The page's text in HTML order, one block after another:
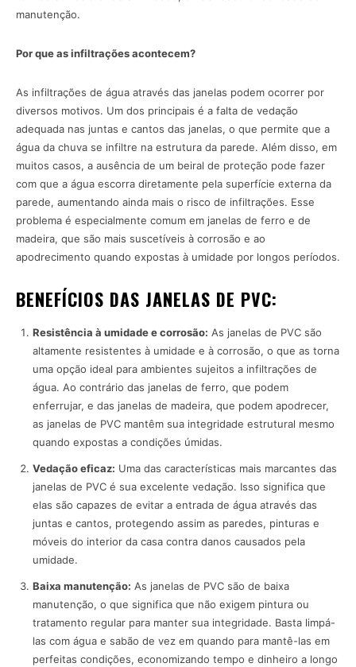
manutenção.
Por que as infiltrações acontecem?
As infiltrações de água através das janelas podem ocorrer por
diversos motivos. Um dos principais é a falta de vedação
adequada nas juntas e cantos das janelas, o que permite que a
água da chuva se infiltre na estrutura da parede. Além disso, em
muitos casos, a ausência de um beiral de proteção pode fazer
com que a água escorra diretamente pela superfície externa da
parede, aumentando ainda mais o risco de infiltrações. Esse
problema é especialmente comum em janelas de ferro e de
madeira, que são mais suscetíveis à corrosão e ao
apodrecimento quando expostas à umidade por longos períodos.
BENEFÍCIOS DAS JANELAS DE PVC:
Resistência à umidade e corrosão: As janelas de PVC são
altamente resistentes à umidade e à corrosão, o que as torna
uma opção ideal para ambientes sujeitos a infiltrações de
água. Ao contrário das janelas de ferro, que podem
enferrujar, e das janelas de madeira, que podem apodrecer,
as janelas de PVC mantêm sua integridade estrutural mesmo
quando expostas a condições úmidas.
Vedação eficaz: Uma das características mais marcantes das
janelas de PVC é sua excelente vedação. Isso significa que
elas são capazes de evitar a entrada de água através das
juntas e cantos, protegendo assim as paredes, pinturas e
móveis do interior da casa contra danos causados pela
umidade.
Baixa manutenção: As janelas de PVC são de baixa
manutenção, o que significa que não exigem pintura ou
tratamento regular para manter sua integridade. Basta limpá-
las com água e sabão de vez em quando para mantê-las em
perfeitas condições, economizando tempo e dinheiro a longo